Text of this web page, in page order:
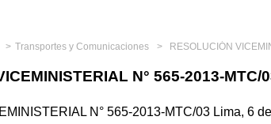
Transportes y Comunicaciones RESOLUCIÓN
N° 565-2013-MTC/
N° 565-2013-MTC/03 Lima, 6